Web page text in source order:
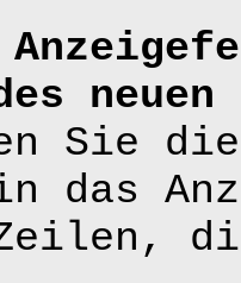
neuen
Sie die
das
die